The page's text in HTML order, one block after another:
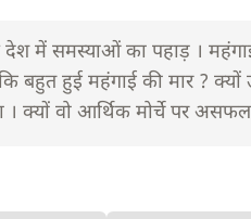
में समस्याओं का पहाड़ ।
बहुत हुई महंगाई की मार ? क्यों
। क्यों वो आर्थिक मोर्चे पर